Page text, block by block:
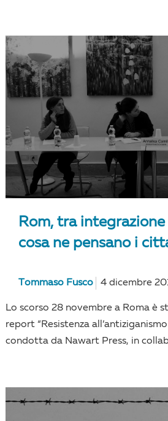
Rom, tra
cosa ne pensano i
Tommaso Fusco 4 dicembre
Lo scorso 28 novembre a Roma è
report “Resistenza
condotta da Nawart Press, in